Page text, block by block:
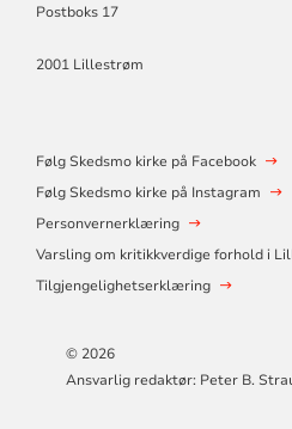
Postboks 17
2001 Lillestrøm
Følg Skedsmo kirke på Facebook
Følg Skedsmo kirke på Instagram
Personvernerklæring
Varsling om kritikkverdige forhold i
Tilgjengelighetserklæring
© 2026
Ansvarlig redaktør: Peter B.